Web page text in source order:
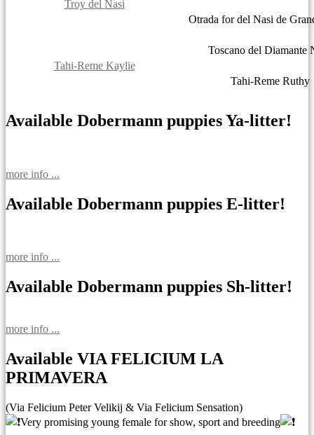
Troy del Nasi
Otrada for del Nasi de
Tahi-Reme Kaylie
Toscano del Diamante
Tahi-Reme Ruthy
Available Dobermann puppies Ya-litter!
more info ...
Available Dobermann puppies E-litter!
more info ...
Available Dobermann puppies Sh-litter!
more info ...
Available VIA FELICIUM LA
PRIMAVERA
(Via Felicium Peter Velikij & Via Felicium Sensation)
Very promising young female for show, sport and breeding